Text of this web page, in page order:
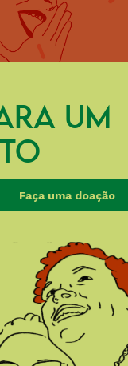
UM
Faça uma doação